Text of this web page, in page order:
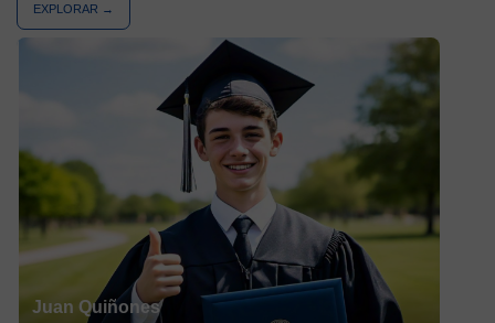
EXPLORAR →
Juan Quiñones